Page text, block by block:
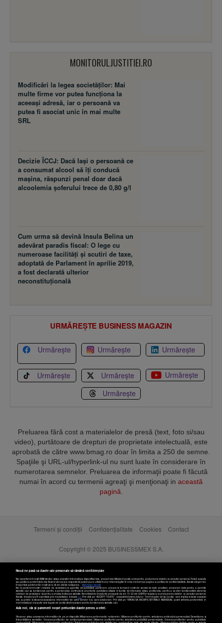
MONITORULJUSTITIEI.RO
Modificări la legea societăţilor: Mai
multe firme vor putea funcţiona la
aceeaşi adresă, iar o persoană va
putea fi asociat unic în mai multe
SRL
Decizie ÎCCJ: Dacă laşi o persoană ce
a consumat alcool să îţi conducă
maşina, răspunzi penal doar dacă
alcoolemia şoferului trece de 0,80 g/l
Cum urma să devină Insula Belina un
adevărat paradis fiscal: O lege cu
numeroase facilităţi şi scutiri de taxe,
adoptată de Parlament în aprilie 2019,
a fost declarată ulterior
neconstituţională
URMĂREȘTE BUSINESS MAGAZIN
Urmărește Urmărește Urmărește
Urmărește Urmărește
Urmărește
Urmărește
Preluarea fără cost a materialelor de presă (text, foto si/sau
video), purtătoare de drepturi de proprietate intelectuală, este
aprobată de către www.bmag.ro doar în limita a 250 de semne.
Spaţiile şi URL-ul/hyperlink-ul nu sunt luate în considerare în
numerotarea semnelor. Preluarea de informaţii poate fi făcută
numai în acord cu termenii agreaţi şi menţionaţi in această
pagină
Termeni și condiții Confidențialitate Cookies Contact
Copyright © 2025 BUSINESSMEX S.A.
Nouă ne pasă ca datele tale personale să rămână confidențiale
Noi și partenerii noștri589stocăm și/sau accesăm informații pe dispozitivul dvs., precum identificatorii cookie unici pentru prelucrarea datelor cu caracter personal. Puteți accepta
sau gestiona preferințele dvs. făcând clic mai jos, respectiv vă puteți opune utilizării unui interes legitim în orice moment pe pagina cu politica de confidențialitate. Aceste alegeri vor
fi raportate partenerilor noștri și nu vă vor afecta navigarea.
Mai multe detalii
Noi si partenerii nostri (retelele de socializare si agentiile de publicitate partenere, precum si furnizorii nostri de servicii de date analitice) prelucram date pentru a permite
website-ului sa functioneze, pentru a personaliza continutul si anunturile publicitare afisate in functie de interesele si/sau profilul dvs., pentru a va oferi functionalitati aferente
retelelor de socializare si pentru a analiza traficul pe website. Beneficiati de drepturile prevazute de art. 15-22 din GDPR in legatura cu prelucrarea datelor cu caracter personal.
Aceste drepturi pot fi exercitate prin modalitatea indicataaici. Prin click pe “ACCEPT TOATE”, acceptati folosirea tuturor Tehnologiilor de tip Cookie, care implica inclusiv acceptul
dvs. cu privire la stocarea/accesarea informatiilor de catre Vendor-ii cu care colaboram. Prin click pe “VREAU SA MODIFIC SETARILE INDIVIDUAL” puteti schimba preferintele in
mod individual, mai putin cele legate de cookie strict necesare pentru functionarea website-ului.
Atât noi, cât și partenerii noștri prelucrăm datele pentru a oferi:
Stocarea și/sau accesarea informațiilor de pe un dispozitiv. Măsurarea performanței reclamelor. Utilizarea profilurilor pentru selectarea conținutului personalizat. Dezvoltarea și
îmbunătățirea serviciilor. Crearea profilurilor de conținut personalizat. Utilizarea profilurilor pentru selectarea publicității personalizate. Crearea profilurilor pentru publicitate